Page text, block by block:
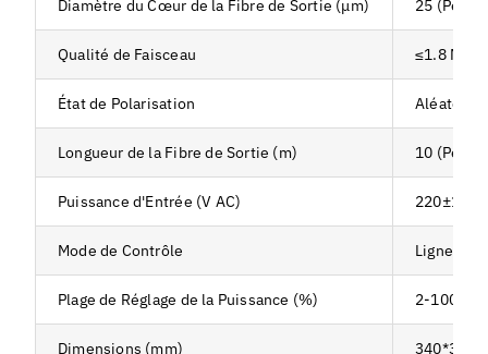
Diamètre du Cœur de la Fibre de Sortie (μm) 25
Qualité de Faisceau ≤1.8 M²
État de Polarisation Aléatoire
Longueur de la Fibre de Sortie (m) 10
Puissance d'Entrée (V AC)
Mode de Contrôle Ligne de
Plage de Réglage de la Puissance (%) 2-100
Dimensions (mm)